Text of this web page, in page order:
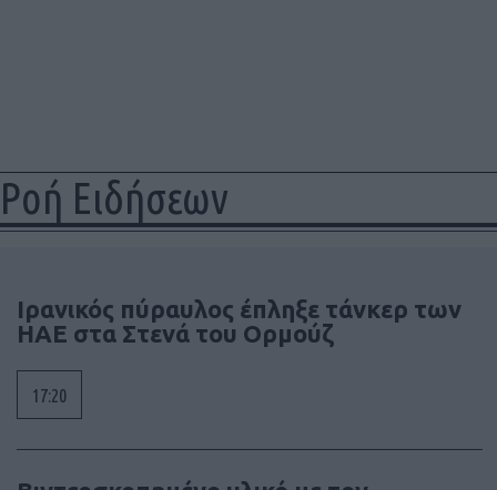
Ροή Ειδήσεων
Ιρανικός πύραυλος έπληξε τάνκερ των
ΗΑΕ στα Στενά του Ορμούζ
17:20